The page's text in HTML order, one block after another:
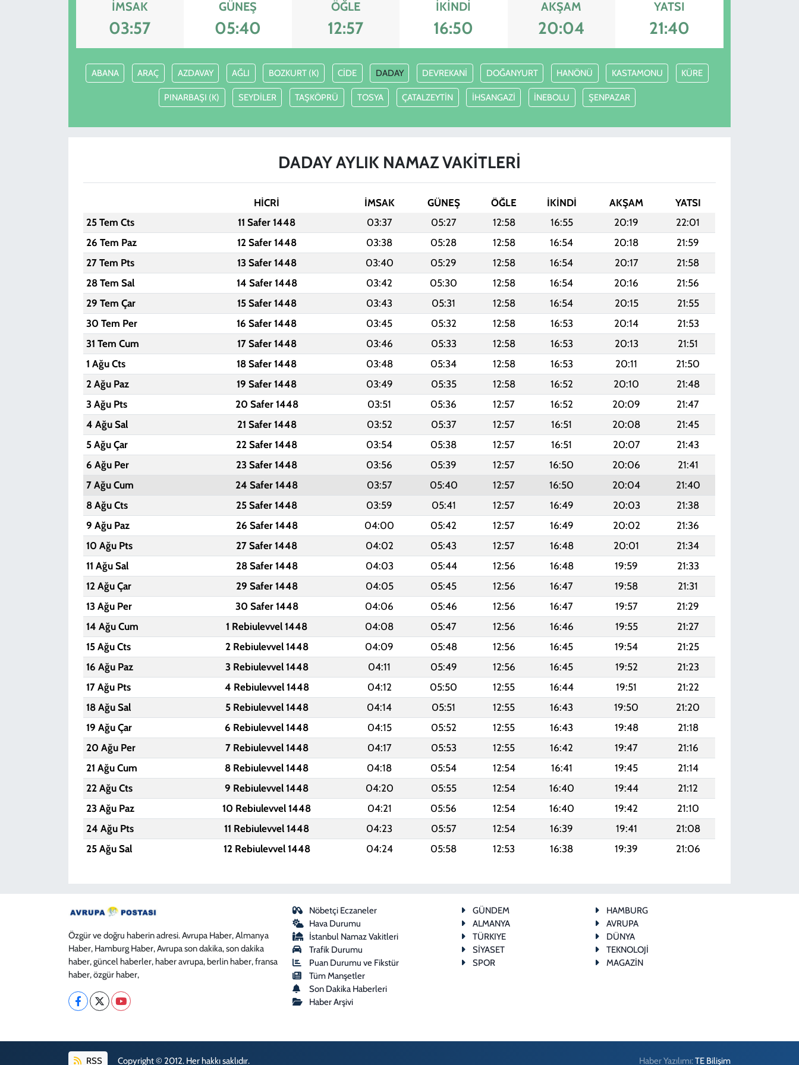
İMSAK
03:57
GÜNEŞ
05:40
ÖĞLE
12:57
İKINDI
16:50
AKŞAM
20:04
YATSI
21:40
ABANA ARAÇ AZDAVAY AĞLI BOZKURT (K) CİDE DADAY DEVREKANİ DOĞANYURT HANÖNÜ KASTAMONU KÜRE
PINARBAŞI (K) SEYDİLER TAŞKÖPRÜ TOSYA ÇATALZEYTİN İHSANGAZİ İNEBOLU ŞENPAZAR
DADAY AYLIK NAMAZ VAKITLERI
HİCRİ İMSAK GÜNEŞ ÖĞLE İKINDI AKŞAM
YATSI
25 Tem Cts
11 Safer 1448 03:37 05:27 12:58 16:55 20:19
22:01
26 Tem Paz
12 Safer 1448 03:38 05:28 12:58 16:54 20:18
21:59
27 Tem Pts
13 Safer 1448 03:40 05:29 12:58 16:54 20:17
21:58
28 Tem Sal
14 Safer 1448 03:42 05:30 12:58 16:54 20:16
21:56
29 Tem Çar
15 Safer 1448 03:43 05:31 12:58 16:54 20:15
21:55
30 Tem Per
16 Safer 1448 03:45 05:32 12:58 16:53 20:14
21:53
31 Tem Cum
17 Safer 1448 03:46 05:33 12:58 16:53 20:13
21:51
1 Ağu Cts
18 Safer 1448 03:48 05:34 12:58 16:53 20:11
21:50
2 Ağu Paz
19 Safer 1448 03:49 05:35 12:58 16:52 20:10
21:48
3 Ağu Pts
20 Safer 1448 03:51 05:36 12:57 16:52 20:09
21:47
4 Ağu Sal
21 Safer 1448 03:52 05:37 12:57 16:51 20:08
21:45
5 Ağu Çar
22 Safer 1448 03:54 05:38 12:57 16:51 20:07
21:43
6 Ağu Per
23 Safer 1448 03:56 05:39 12:57 16:50 20:06
21:41
7 Ağu Cum
24 Safer 1448 03:57 05:40 12:57 16:50 20:04
21:40
8 Ağu Cts
25 Safer 1448 03:59 05:41 12:57 16:49 20:03
21:38
9 Ağu Paz
26 Safer 1448 04:00 05:42 12:57 16:49 20:02
21:36
10 Ağu Pts
27 Safer 1448 04:02 05:43 12:57 16:48 20:01
21:34
11 Ağu Sal
28 Safer 1448 04:03 05:44 12:56 16:48 19:59
21:33
12 Ağu Çar
29 Safer 1448 04:05 05:45 12:56 16:47 19:58
21:31
13 Ağu Per
30 Safer 1448 04:06 05:46 12:56 16:47 19:57
21:29
14 Ağu Cum
1 Rebiulevvel 1448 04:08 05:47 12:56 16:46 19:55
21:27
15 Ağu Cts
2 Rebiulevvel 1448 04:09 05:48 12:56 16:45 19:54
21:25
16 Ağu Paz
3 Rebiulevvel 1448 04:11 05:49 12:56 16:45 19:52
21:23
17 Ağu Pts
4 Rebiulevvel 1448 04:12 05:50 12:55 16:44 19:51
21:22
18 Ağu Sal
5 Rebiulevvel 1448 04:14 05:51 12:55 16:43 19:50
21:20
19 Ağu Çar
6 Rebiulevvel 1448 04:15 05:52 12:55 16:43 19:48
21:18
20 Ağu Per
7 Rebiulevvel 1448 04:17 05:53 12:55 16:42 19:47
21:16
21 Ağu Cum
8 Rebiulevvel 1448 04:18 05:54 12:54 16:41 19:45
21:14
22 Ağu Cts
9 Rebiulevvel 1448 04:20 05:55 12:54 16:40 19:44
21:12
23 Ağu Paz
10 Rebiulevvel 1448 04:21 05:56 12:54 16:40 19:42
21:10
24 Ağu Pts
11 Rebiulevvel 1448 04:23 05:57 12:54 16:39 19:41
21:08
25 Ağu Sal
12 Rebiulevvel 1448 04:24 05:58 12:53 16:38 19:39 21:06
Özgür ve doğru haberin adresi. Avrupa Haber, Almanya
Haber, Hamburg Haber, Avrupa son dakika, son dakika
haber, güncel haberler, haber avrupa, berlin haber, fransa
haber, özgür haber,
Nöbetçi Eczaneler
Hava Durumu
İstanbul Namaz Vakitleri
Trafik Durumu
Puan Durumu ve Fikstür
Tüm Manşetler
Son Dakika Haberleri
Haber Arşivi
GÜNDEM
HAMBURG
ALMANYA
AVRUPA
TÜRKIYE
DÜNYA
SİYASET
TEKNOLOJİ
SPOR
MAGAZİN
RSS Copyright © 2012. Her hakkı saklıdır. Haber Yazılımı:TE Bilişim
YAZARLAR